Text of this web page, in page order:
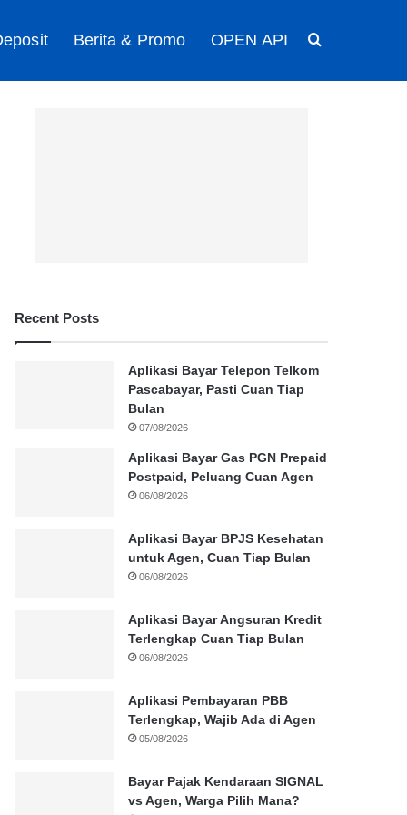
Berita & Promo OPEN API
Recent Posts
Aplikasi Bayar Telepon Telkom
Pascabayar, Pasti Cuan Tiap
Bulan
07/08/2026
Aplikasi Bayar Gas PGN Prepaid
Postpaid, Peluang Cuan Agen
06/08/2026
Aplikasi Bayar BPJS Kesehatan
untuk Agen, Cuan Tiap Bulan
06/08/2026
Aplikasi Bayar Angsuran Kredit
Terlengkap Cuan Tiap Bulan
06/08/2026
Aplikasi Pembayaran PBB
Terlengkap, Wajib Ada di Agen
05/08/2026
Bayar Pajak Kendaraan SIGNAL
vs Agen, Warga Pilih Mana?